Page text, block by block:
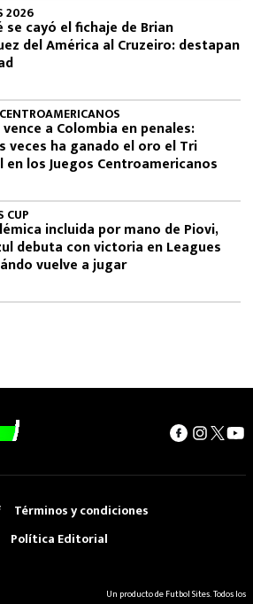
2026
se cayó el fichaje de Brian
del América al Cruzeiro: destapan
a Colombia en penales:
veces ha ganado el oro el Tri
en los Juegos Centroamericanos
CUP
incluida por mano de Piovi,
debuta con victoria en Leagues
vuelve a jugar
Términos y condiciones
Política Editorial
Un producto de Futbol Sites. Todos los